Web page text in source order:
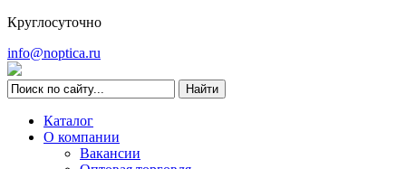
Круглосуточно
info@noptica.ru
Каталог
О компании
Вакансии